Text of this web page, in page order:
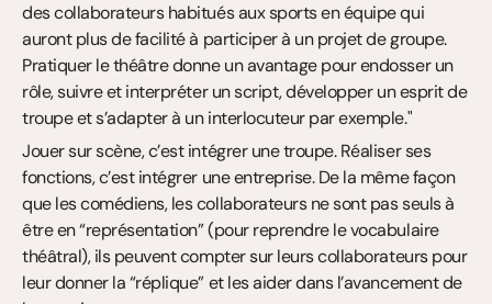
des collaborateurs habitués aux sports en équipe qui
auront plus de facilité à participer à un projet de groupe.
Pratiquer le théâtre donne un avantage pour endosser un
rôle, suivre et interpréter un script, développer un esprit de
troupe et s’adapter à un interlocuteur par exemple."
Jouer sur scène, c’est intégrer une troupe. Réaliser ses
fonctions, c’est intégrer une entreprise. De la même façon
que les comédiens, les collaborateurs ne sont pas seuls à
être en “représentation” (pour reprendre le vocabulaire
théâtral), ils peuvent compter sur leurs collaborateurs pour
leur donner la “réplique” et les aider dans l’avancement de